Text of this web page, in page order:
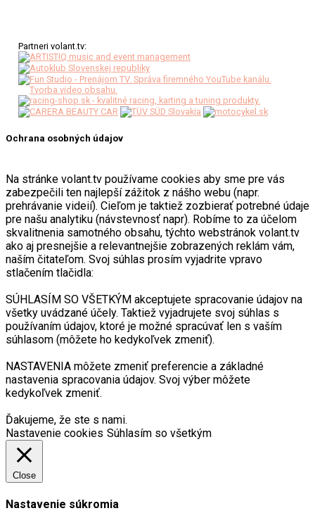
Partneri volant.tv:
Ochrana osobných údajov
Na stránke volant.tv používame cookies aby sme pre vás
zabezpečili ten najlepší zážitok z nášho webu (napr.
prehrávanie videií). Cieľom je taktiež zozbierať potrebné údaje
pre našu analytiku (návstevnosť napr). Robíme to za účelom
skvalitnenia samotného obsahu, týchto webstránok volant.tv
ako aj presnejšie a relevantnejšie zobrazených reklám vám,
naším čitateľom. Svoj súhlas prosím vyjadrite vpravo
stlačením tlačidla:
SÚHLASÍM SO VŠETKÝM akceptujete spracovanie údajov na
všetky uvádzané účely. Taktiež vyjadrujete svoj súhlas s
používaním údajov, ktoré je možné spracúvať len s vaším
súhlasom (môžete ho kedykoľvek zmeniť).
NASTAVENIA môžete zmeniť preferencie a základné
nastavenia spracovania údajov. Svoj výber môžete
kedykoľvek zmeniť.
Ďakujeme, že ste s nami.
Nastavenie cookies Súhlasím so všetkým
Close
Nastavenie súkromia